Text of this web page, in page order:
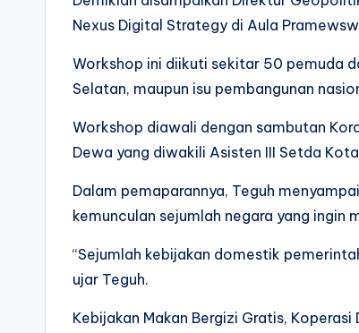
Nexus Digital Strategy di Aula
Workshop ini diikuti sekitar 50 pemuda
Selatan, maupun isu pembangunan
Workshop diawali dengan sambutan
Dewa yang diwakili Asisten III Setda
Dalam pemaparannya, Teguh
kemunculan sejumlah negara yang ingin
“Sejumlah kebijakan domestik
ujar Teguh.
Kebijakan Makan Bergizi Gratis,